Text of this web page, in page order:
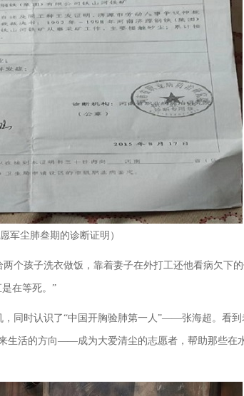
愿军尘肺叁期的诊断证明）
个孩子洗衣做饭，靠着妻子在外打工还他看病欠下
在等死。”
同时认识了“中国开胸验肺第一人”——张海超。看到
生活的方向——成为大爱清尘的志愿者，帮助那些在